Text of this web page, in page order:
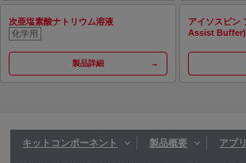
次亜塩素酸ナトリウム溶液
化学用
製品詳細
アイソスピン
Assist Buffer)
キットコンポーネント 製品概要 アプ